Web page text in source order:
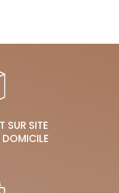
SUR SITE